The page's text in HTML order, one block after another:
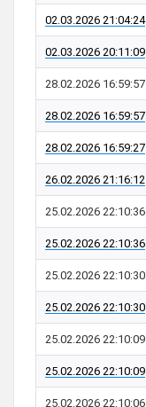
02.03.2026 21:04:24
02.03.2026 20:11:09
28.02.2026 16:59:57
28.02.2026 16:59:57
28.02.2026 16:59:27
26.02.2026 21:16:12
25.02.2026 22:10:36
25.02.2026 22:10:36
25.02.2026 22:10:30
25.02.2026 22:10:30
25.02.2026 22:10:09
25.02.2026 22:10:09
25.02.2026 22:10:06